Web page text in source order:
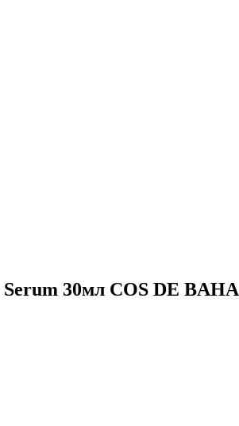
30мл COS DE BAHA